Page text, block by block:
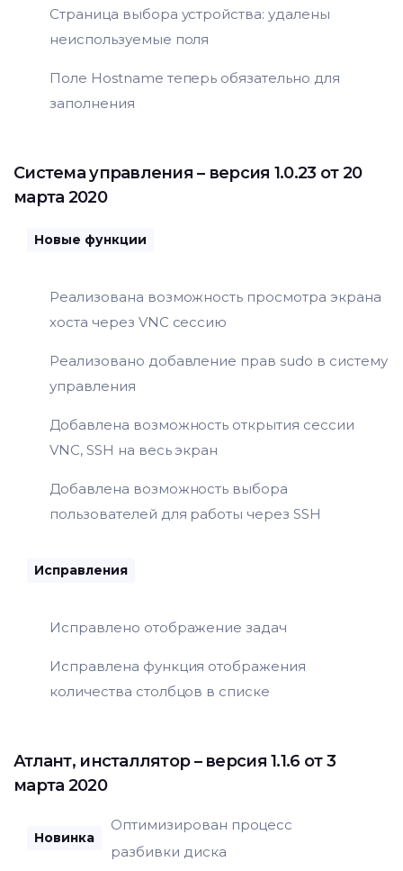
Страница выбора устройства: удалены
неиспользуемые поля
Поле Hostname теперь обязательно для
заполнения
Система управления – версия 1.0.23 от 20
марта 2020
Новые функции
Реализована возможность просмотра экрана
хоста через VNC сессию
Реализовано добавление прав sudo в систему
управления
Добавлена возможность открытия сессии
VNC, SSH на весь экран
Добавлена возможность выбора
пользователей для работы через SSH
Исправления
Исправлено отображение задач
Исправлена функция отображения
количества столбцов в списке
Атлант, инсталлятор– версия 1.1.6 от 3
марта 2020
Новинка
Оптимизирован процесс
разбивки диска